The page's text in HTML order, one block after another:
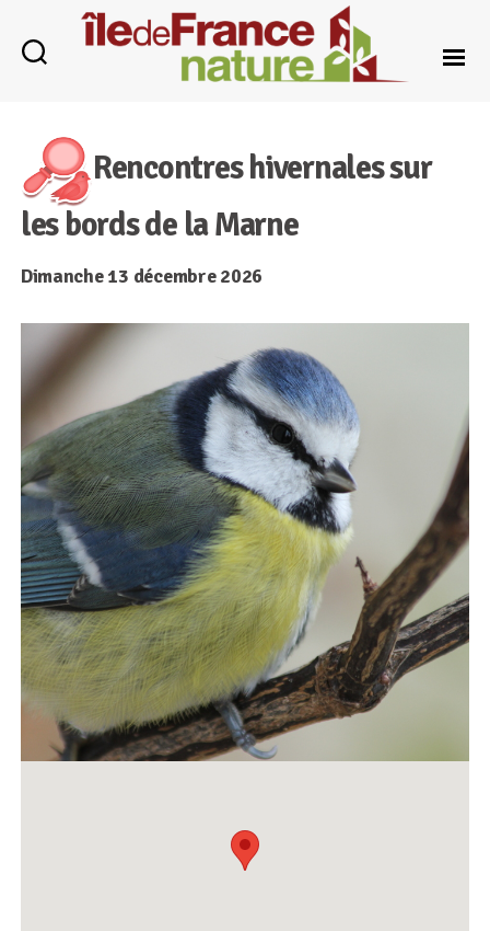
France
Nature
Rencontres hivernales sur
les bords de la Marne
Dimanche 13 décembre 2026